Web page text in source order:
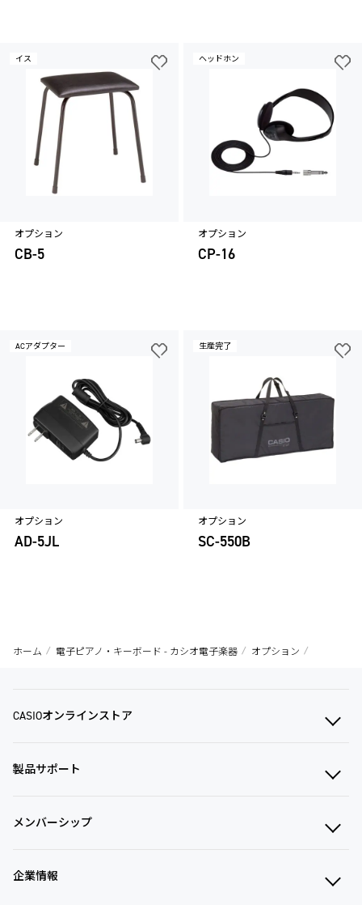
イス
オプション
CB-5
ヘッドホン
オプション
CP-16
ACアダプター
オプション
AD-5JL
生産完了
オプション
SC-550B
ホーム 電子ピアノ・キーボード - カシオ電子楽器 オプション
CASIOオンラインストア
製品サポート
メンバーシップ
企業情報